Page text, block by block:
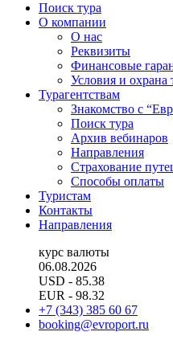
Поиск тура
О компании
О нас
Реквизиты
Финансовые
Условия и охрана
Турагентствам
Знакомство с
Поиск тура
Архив вебинаров
Направления
Страхование
Способы оплаты
Туристам
Контакты
Направления
курс валюты
06.08.2026
USD - 85.38
EUR - 98.32
+7 (343) 385 60 67
booking@evroport.ru